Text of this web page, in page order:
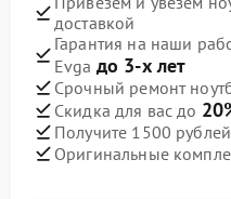
доставкой
Гарантия на наши
Evga до 3-х лет
Срочный ремонт
Скидка для вас до
Получите 1500
Оригинальные